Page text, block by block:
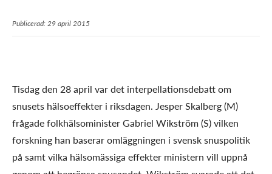
Publicerad: 29 april 2015
Tisdag den 28 april var det interpellationsdebatt om
snusets hälsoeffekter i riksdagen. Jesper Skalberg (M)
frågade folkhälsominister Gabriel Wikström (S) vilken
forskning han baserar omläggningen i svensk snuspolitik
på samt vilka hälsomässiga effekter ministern vill uppnå